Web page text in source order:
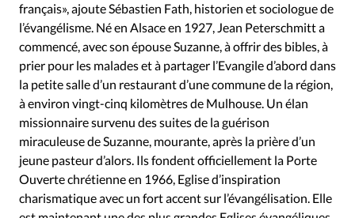
français», ajoute Sébastien Fath, historien et sociologue de
l’évangélisme. Né en Alsace en 1927, Jean Peterschmitt a
commencé, avec son épouse Suzanne, à offrir des bibles, à
prier pour les malades et à partager l’Evangile d’abord dans
la petite salle d’un restaurant d’une commune de la région,
à environ vingt-cinq kilomètres de Mulhouse. Un élan
missionnaire survenu des suites de la guérison
miraculeuse de Suzanne, mourante, après la prière d’un
jeune pasteur d’alors. Ils fondent officiellement la Porte
Ouverte chrétienne en 1966, Eglise d’inspiration
charismatique avec un fort accent sur l’évangélisation. Elle